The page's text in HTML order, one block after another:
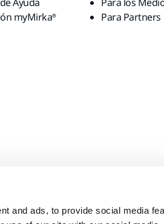
and ads, to provide social media
myMirka®
Para Partners